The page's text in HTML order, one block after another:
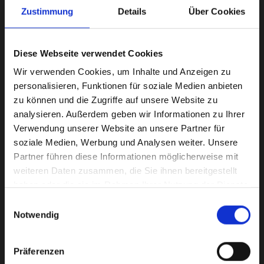
Zustimmung Details Über Cookies
Diese Webseite verwendet Cookies
Wir verwenden Cookies, um Inhalte und Anzeigen zu
personalisieren, Funktionen für soziale Medien anbieten
zu können und die Zugriffe auf unsere Website zu
analysieren. Außerdem geben wir Informationen zu Ihrer
Verwendung unserer Website an unsere Partner für
soziale Medien, Werbung und Analysen weiter. Unsere
Partner führen diese Informationen möglicherweise mit
weiteren Daten zusammen, die Sie ihnen bereitgestellt
Notwendig
Präferenzen